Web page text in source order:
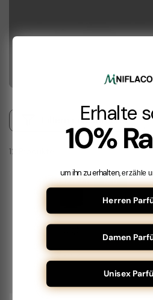
12 Produkte
Filtern und sortieren
BELIEBT NEU
Erhalte
10%
um ihn zu erhalten,erzähle
Herren
Damen
Unisex